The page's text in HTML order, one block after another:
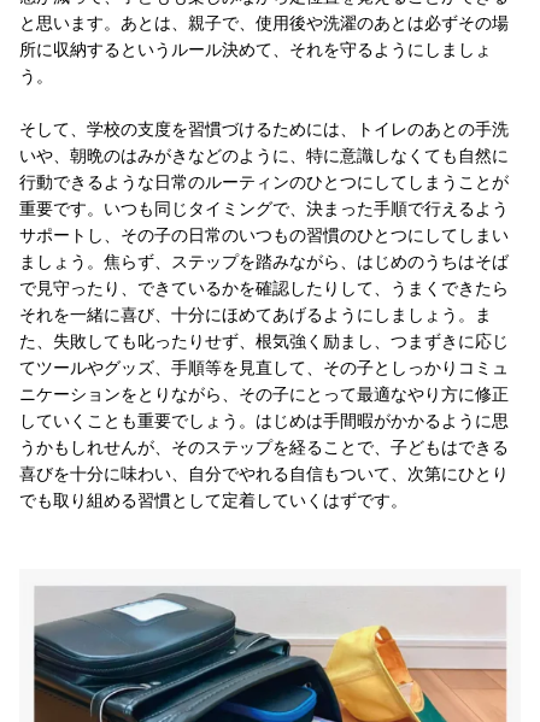
と思います。あとは、親子で、使用後や洗濯のあとは必ずその場
所に収納するというルール決めて、それを守るようにしましょ
う。
そして、学校の支度を習慣づけるためには、トイレのあとの手洗
いや、朝晩のはみがきなどのように、特に意識しなくても自然に
行動できるような日常のルーティンのひとつにしてしまうことが
重要です。いつも同じタイミングで、決まった手順で行えるよう
サポートし、その子の日常のいつもの習慣のひとつにしてしまい
ましょう。焦らず、ステップを踏みながら、はじめのうちはそば
で見守ったり、できているかを確認したりして、うまくできたら
それを一緒に喜び、十分にほめてあげるようにしましょう。ま
た、失敗しても叱ったりせず、根気強く励まし、つまずきに応じ
てツールやグッズ、手順等を見直して、その子としっかりコミュ
ニケーションをとりながら、その子にとって最適なやり方に修正
していくことも重要でしょう。はじめは手間暇がかかるように思
うかもしれせんが、そのステップを経ることで、子どもはできる
喜びを十分に味わい、自分でやれる自信もついて、次第にひとり
でも取り組める習慣として定着していくはずです。